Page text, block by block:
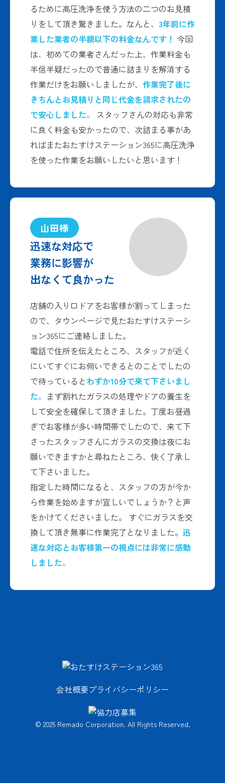
るために高圧洗浄を使う方法の二つのお見積
りをして頂き驚きました。なんと、 3年前に作
業した業者の半額以下の料金なんです！ 今回
は、初めての業者さんだった上、作業料金も
半信半疑だったので普通に詰まりを解消する
作業だけをお願いしましたが、 作業完了後に
きちんとお見積りと同じ代金を請求されたの
で安心しました。
スタッフさんの対応も非常
に良く料金も安かったので、次詰まる事があ
ればまたおたすけステーション365に高圧洗浄
を使った作業をお願いしたいと思います！
山田様
迅速な対応で
業務に影響が
出なくて良かった
店舗の入り口ドアをお客様が割ってしまった
ので、タウンページで見たおたすけステーシ
ョン365にご連絡しました。
電話で住所を伝えたところ、スタッフが近く
にいてすぐにお伺いできるとのことでしたの
で待っているとわずか10分で来て下さいまし
た。 まず割れたガラスの処理やドアの養生を
して安全を確保して頂きました。丁度お昼過
ぎでお客様が多い時間帯でしたので、来て下
さったスタッフさんにガラスの交換は夜にお
願いできますかと尋ねたところ、快く了承し
て下さいました。
指定した時間になると、スタッフの方が今か
ら作業を始めますが宜しいでしょうか？と声
をかけてくださいました。 すぐにガラスを交
換して頂き無事に作業完了となりました。 迅
速な対応とお客様第一の視点には非常に感動
しました。
会社概要プライバシーポリシー
© 2025 Remado Corporation. All Rights Reserved.